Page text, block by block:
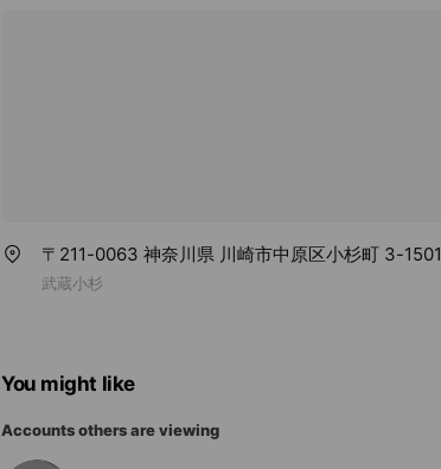
〒211-0063 神奈川県 川崎市中原区小杉町 3-
武蔵小杉
You might like
Accounts others are viewing